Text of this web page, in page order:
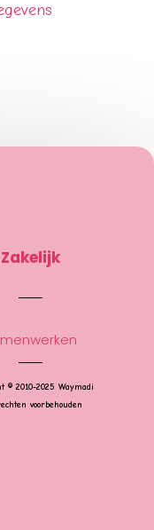
Zakelijk
© 2010-2025 Waymadi
voorbehouden